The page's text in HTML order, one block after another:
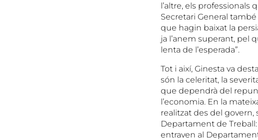
l’altre, els professionals
Secretari General
que hagin baixat la
ja l’anem superant, pel
lenta de l’esperada”.
Tot i així, Ginesta va
són la celeritat, la
que dependrà del
l’economia. En la
realitzat des del govern,
Departament de
entraven al